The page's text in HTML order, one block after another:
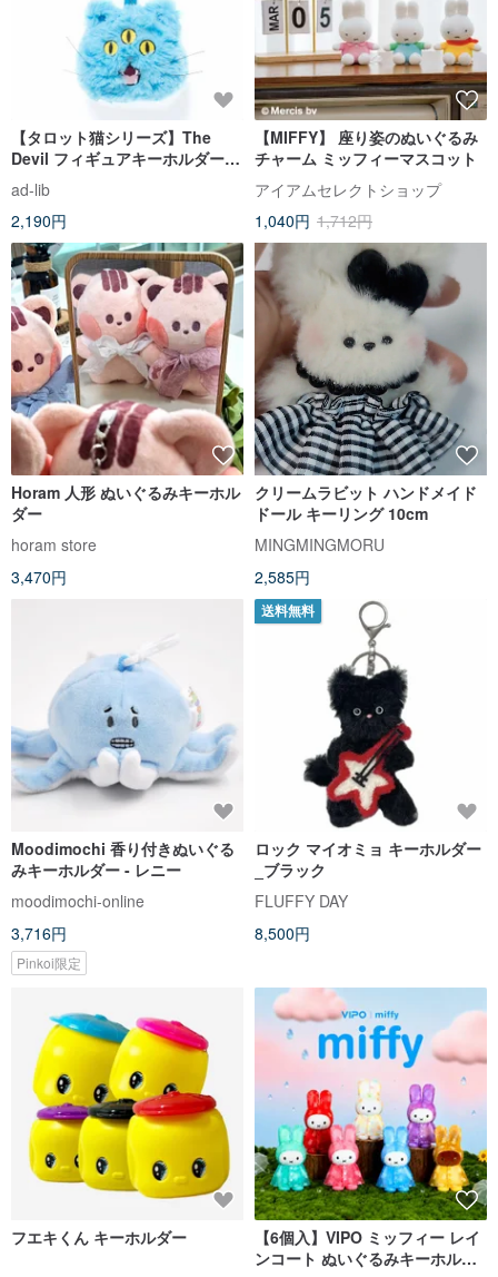
【タロット猫シリーズ】The
Devil フィギュアキーホルダー -
ブルー (AA543)
ad-lib
2,190円
【MIFFY】 座り姿のぬいぐるみ
チャーム ミッフィーマスコット
アイアムセレクトショップ
1,040円 1,712円
Horam 人形 ぬいぐるみキーホル
ダー
horam store
3,470円
クリームラビット ハンドメイド
ドール キーリング 10cm
MINGMINGMORU
2,585円
Moodimochi 香り付きぬいぐる
みキーホルダー - レニー
moodimochi-online
3,716円
Pinkoi限定
送料無料
ロック マイオミョ キーホルダー
_ブラック
FLUFFY DAY
8,500円
フエキくん キーホルダー
【6個入】VIPO ミッフィー レイ
ンコート ぬいぐるみキーホルダ